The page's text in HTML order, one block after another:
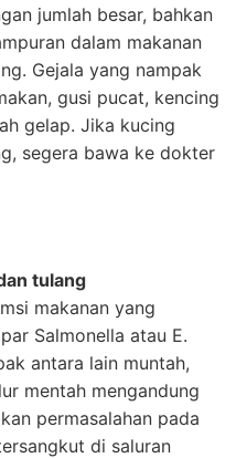
jumlah besar, bahkan
dalam makanan
Gejala yang nampak
gusi pucat, kencing
gelap. Jika kucing
segera bawa ke dokter
tulang
makanan yang
Salmonella atau E.
antara lain muntah,
mentah mengandung
permasalahan pada
di saluran